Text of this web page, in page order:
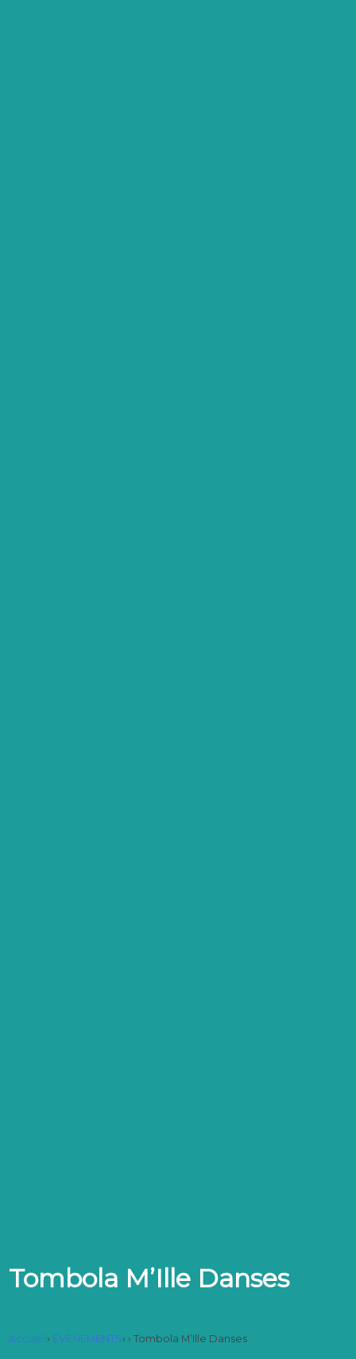
Tombola M’Ille Danses
Accueil› ÉVÈNEMENTS› › Tombola M’Ille Danses